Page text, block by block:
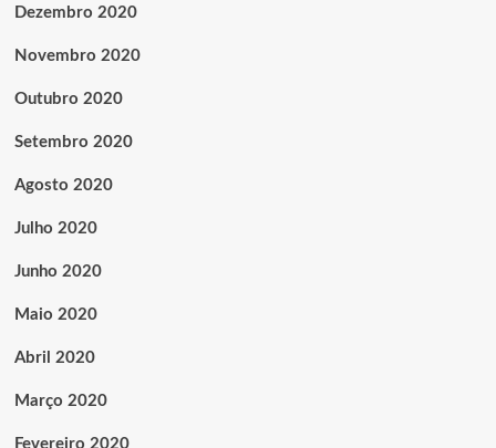
Dezembro 2020
Novembro 2020
Outubro 2020
Setembro 2020
Agosto 2020
Julho 2020
Junho 2020
Maio 2020
Abril 2020
Março 2020
Fevereiro 2020